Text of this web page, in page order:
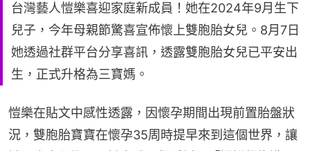
台灣藝人愷樂喜迎家庭新成員！她在2024年9月生下
兒子，今年母親節驚喜宣佈懷上雙胞胎女兒。8月7日
她透過社群平台分享喜訊，透露雙胞胎女兒已平安出
生，正式升格為三寶媽。
愷樂在貼文中感性透露，因懷孕期間出現前置胎盤狀
況，雙胞胎寶寶在懷孕35周時提早來到這個世界，讓